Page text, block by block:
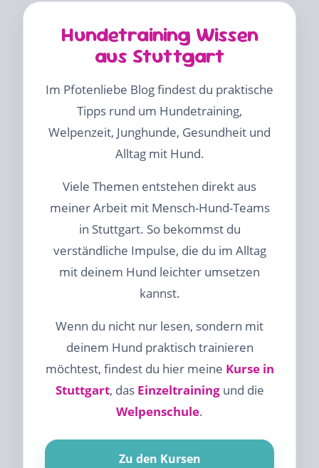
Hundetraining Wissen
aus Stuttgart
Im Pfotenliebe Blog findest du praktische
Tipps rund um Hundetraining,
Welpenzeit, Junghunde, Gesundheit und
Alltag mit Hund.
Viele Themen entstehen direkt aus
meiner Arbeit mit Mensch-Hund-Teams
in Stuttgart. So bekommst du
verständliche Impulse, die du im Alltag
mit deinem Hund leichter umsetzen
kannst.
Wenn du nicht nur lesen, sondern mit
deinem Hund praktisch trainieren
möchtest, findest du hier meine Kurse in
Stuttgart, das Einzeltrainingund die
Welpenschule.
Zu den Kursen